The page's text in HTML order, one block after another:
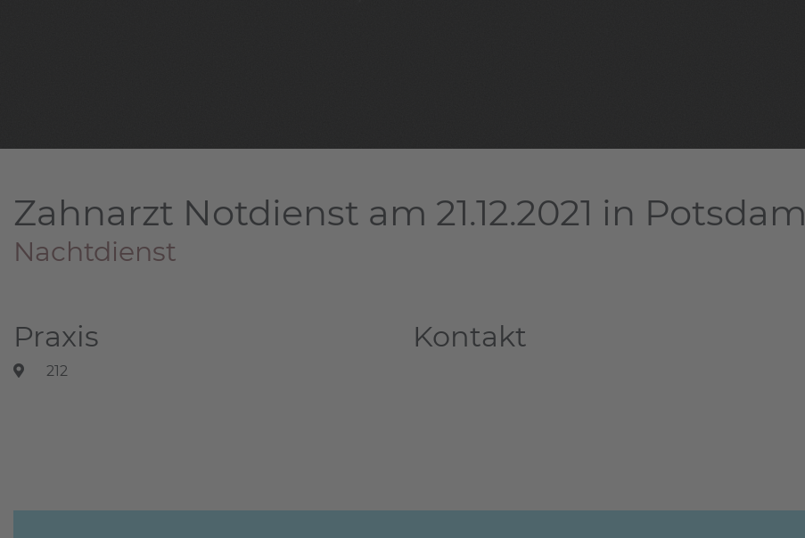
Zahnarzt Notdienst am 21.12.2021 in Potsdam
Nachtdienst
Praxis
212
Kontakt